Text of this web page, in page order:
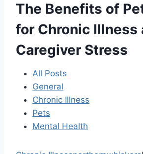
The Benefits of
for Chronic Illness
Caregiver Stress
All Posts
General
Chronic Illness
Pets
Mental Health